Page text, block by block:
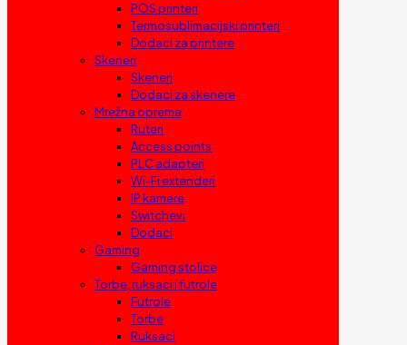
POS printeri
Termosublimacijski printeri
Dodaci za printere
Skeneri
Skeneri
Dodaci za skenere
Mrežna oprema
Ruteri
Access points
PLC adapteri
Wi-Fi extenderi
IP kamere
Switchevi
Dodaci
Gaming
Gaming stolice
Torbe, ruksaci i futrole
Futrole
Torbe
Ruksaci